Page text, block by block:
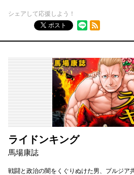
シェアして応援しよう！
ポスト
RSSフィード
ライドンキング
馬場康誌
戦闘と政治の闇をくぐりぬけた男、プルジア